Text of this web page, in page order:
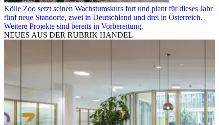
Kölle Zoo setzt seinen Wachstumskurs fort und plant für dieses Jahr
fünf neue Standorte, zwei in Deutschland und drei in Österreich.
Weitere Projekte sind bereits in Vorbereitung.
NEUES AUS DER RUBRIK HANDEL